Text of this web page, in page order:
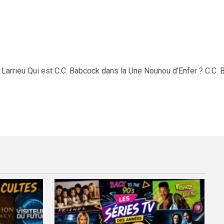
Qui est C.C. Babcock dans la Une Nounou d'Enfer ? C.C.